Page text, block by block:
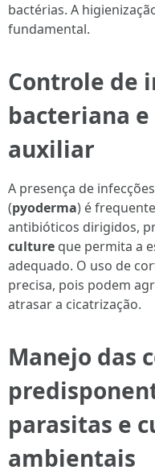
bactérias. A
fundamental.
Controle de
bacteriana
auxiliar
A presença de
(pyoderma) é
antibióticos dirigidos,
culture que permita a
adequado. O uso de
precisa, pois podem
atrasar a cicatrização.
Manejo das
parasitas e
ambientais